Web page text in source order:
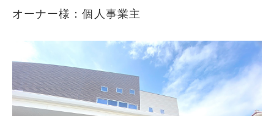
オーナー様：個人事業主